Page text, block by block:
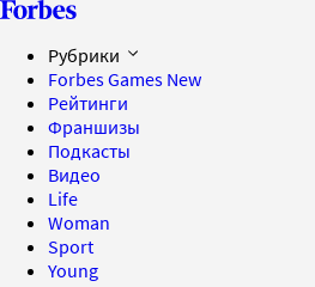
Рубрики
Forbes Games New
Рейтинги
Франшизы
Подкасты
Видео
Life
Woman
Sport
Young